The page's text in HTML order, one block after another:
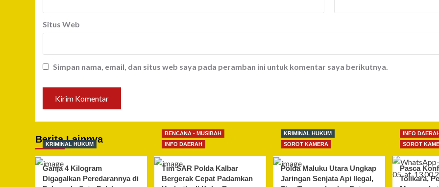
Situs Web
Simpan nama, email, dan situs web saya pada peramban ini untuk komentar saya berikutnya.
Berita Lainnya
KRIMINAL HUKUM
Ganja 4 Kilogram
Digagalkan Peredarannya di
BENCANA - MUSIBAH
INFO DAERAH
Tim SAR Polda Kalbar
Bergerak Cepat Padamkan
KRIMINAL HUKUM
SOROT KAMERA
Polda Maluku Utara Ungkap
Jaringan Senjata Api Ilegal,
INFO DAERAH
SOROT
Pasca
Tolikara,